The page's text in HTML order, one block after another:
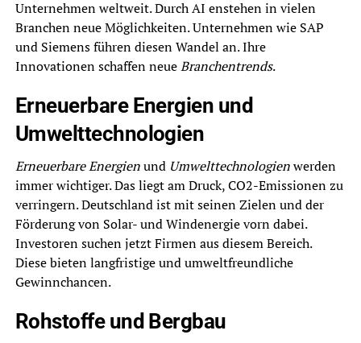
Unternehmen weltweit. Durch AI enstehen in vielen
Branchen neue Möglichkeiten. Unternehmen wie SAP
und Siemens führen diesen Wandel an. Ihre
Innovationen schaffen neueBranchentrends.
Erneuerbare Energien und
Umwelttechnologien
Erneuerbare Energienund Umwelttechnologienwerden
immer wichtiger. Das liegt am Druck, CO2-Emissionen zu
verringern. Deutschland ist mit seinen Zielen und der
Förderung von Solar- und Windenergie vorn dabei.
Investoren suchen jetzt Firmen aus diesem Bereich.
Diese bieten langfristige und umweltfreundliche
Gewinnchancen.
Rohstoffe und Bergbau